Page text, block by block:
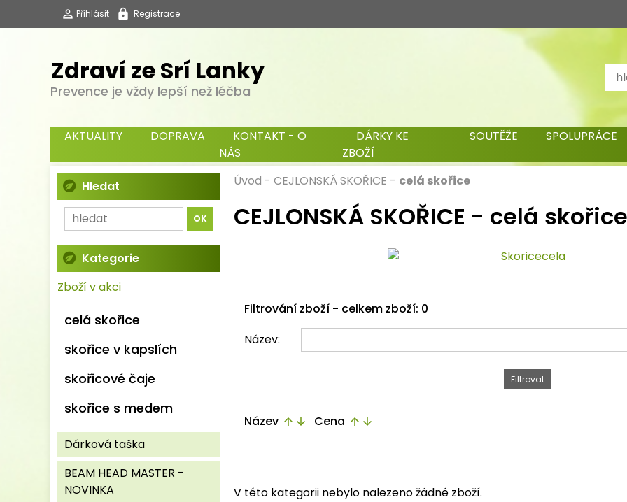
Přihlásit Registrace
Zdraví ze Srí Lanky
Prevence je vždy lepší než léčba
AKTUALITY DOPRAVA
KONTAKT - O
NÁS
DÁRKY KE
ZBOŽÍ
SOUTĚŽE SPOLUPRÁCE
Hledat
Kategorie
Zboží v akci
celá skořice
skořice v kapslích
skořicové čaje
skořice s medem
Dárková taška
BEAM HEAD MASTER -
NOVINKA
Úvod - CEJLONSKÁ SKOŘICE - celá skořice
CEJLONSKÁ SKOŘICE - celá skořice
Filtrování zboží - celkem zboží: 0
Název:
Název arrow_upward arrow_downward Cena arrow_upward arrow_downward
V této kategorii nebylo nalezeno žádné zboží.